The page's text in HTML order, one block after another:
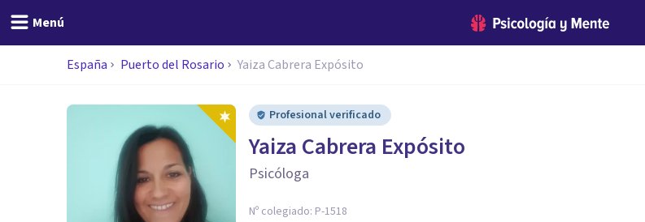
Menú
España Puerto del Rosario Yaiza Cabrera Expósito
Profesional verificado
Yaiza Cabrera Expósito
Psicóloga
Nº colegiado: P-1518